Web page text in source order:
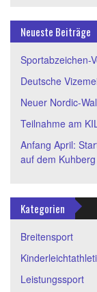
Neueste Beiträge
Sportabzeichen-
Deutsche
Neuer Nordic-
Teilnahme am
Anfang April:
auf dem
Kategorien
Breitensport
Leistungssport